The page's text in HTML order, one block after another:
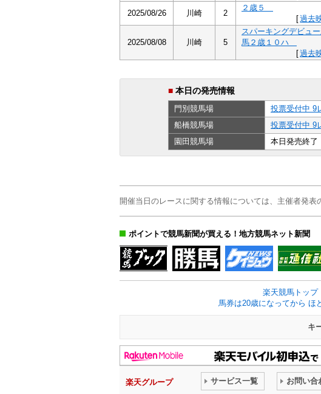
2025/08/26 川崎 2
２歳５
[過去
2025/08/08 川崎 5
スパーキングデビュ
馬２歳１０ハ
[過去
■ 本日の発売情報
門別競馬場 投票受付中 9
船橋競馬場 投票受付中 9
園田競馬場 本日発売終了
開催当日のレースに関する情報については、主催者発表
ポイントで競馬新聞が買える！地方競馬ネット新聞
楽天競馬トップ
馬券は20歳になってから ほ
キ
楽天グループ サービス一覧 お問い合